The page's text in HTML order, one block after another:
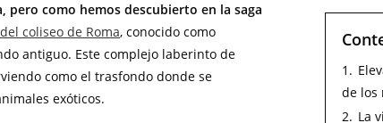
como hemos descubierto en la saga
coliseo de Roma, conocido como
antiguo. Este complejo laberinto de
como el trasfondo donde se
exóticos.
1.
de los
2. La